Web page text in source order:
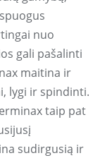
nuo
gali pašalinti
maitina ir
lygi ir spindinti.
taip pat
sudirgusią ir